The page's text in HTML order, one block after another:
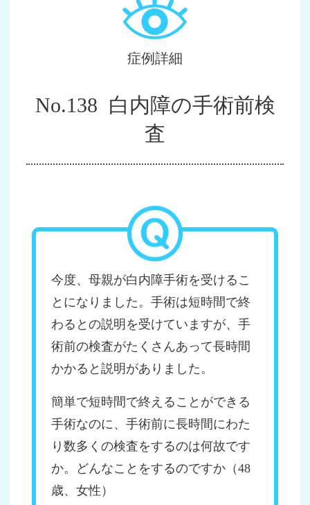
症例詳細
No.138 白内障の手術前検
査
今度、母親が白内障手術を受けるこ
とになりました。手術は短時間で終
わるとの説明を受けていますが、手
術前の検査がたくさんあって長時間
かかると説明がありました。
簡単で短時間で終えることができる
手術なのに、手術前に長時間にわた
り数多くの検査をするのは何故です
か。どんなことをするのですか（48
歳、女性）